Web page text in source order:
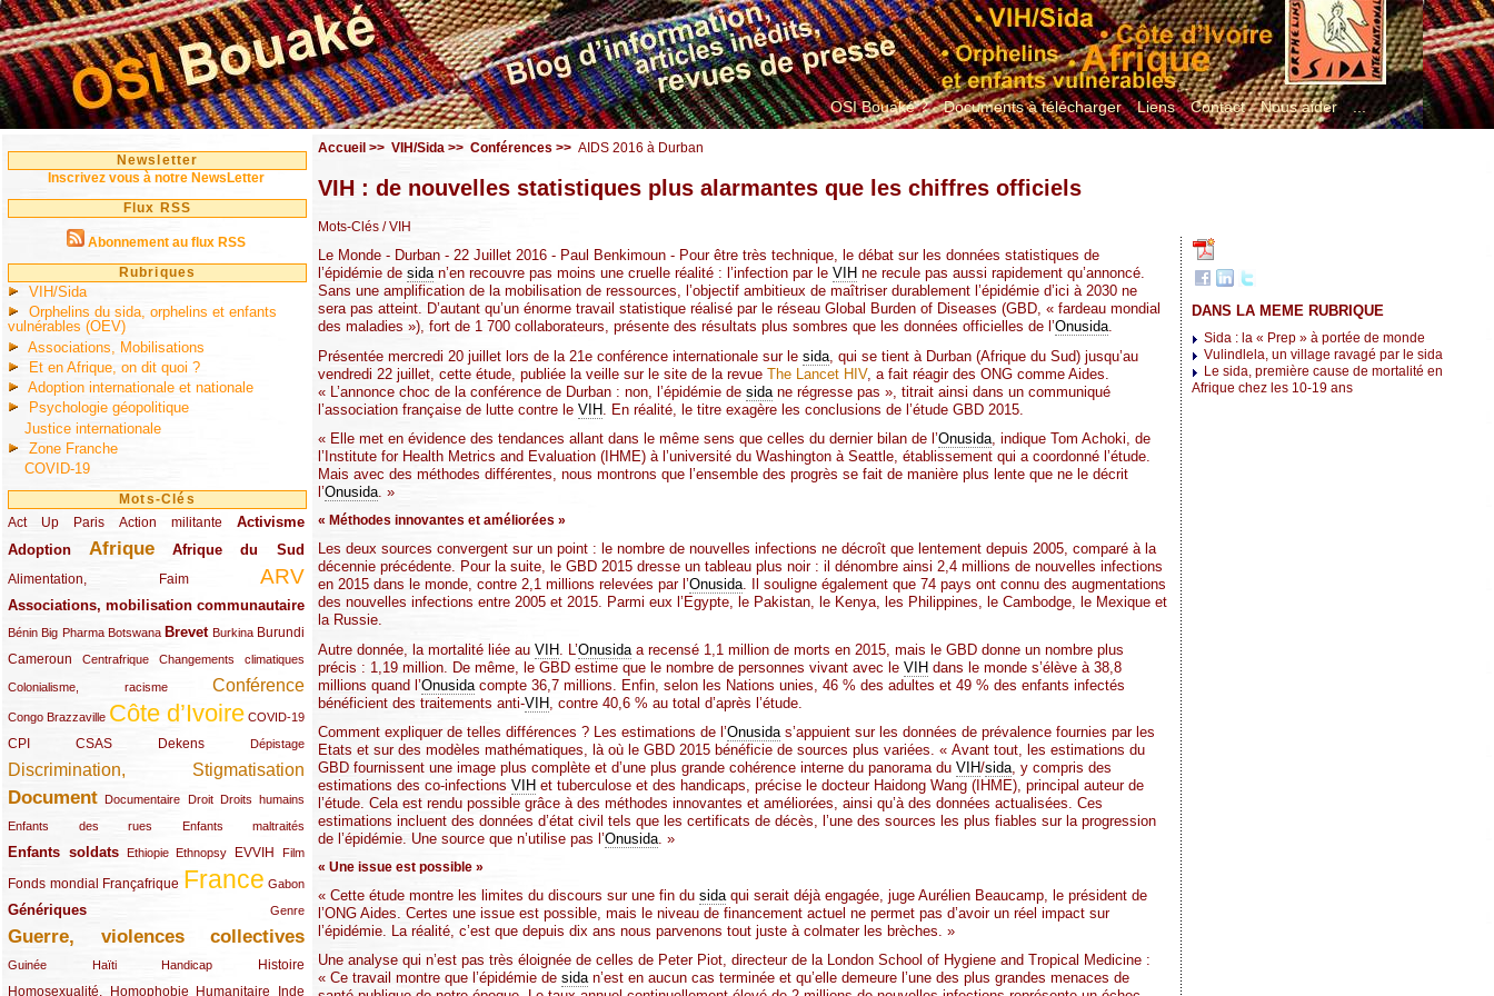
OSI Bouaké ? Documents à télécharger Liens Contact Nous aider ...
Newsletter
Inscrivez vous à notre NewsLetter
Flux RSS
Abonnement au flux RSS
Rubriques
VIH/Sida
Orphelins du sida, orphelins et enfants
vulnérables (OEV)
Associations, Mobilisations
Et en Afrique, on dit quoi ?
Adoption internationale et nationale
Psychologie géopolitique
Justice internationale
Zone Franche
COVID-19
Mots-Clés
Act Up Paris
(49/289) Action militante
(32/289) Activisme
(73/289)
Adoption
(82/289) Afrique
(161/289) Afrique du Sud
(73/289)
Alimentation, Faim
(48/289) ARV
(203/289)
Associations, mobilisation communautaire
(65/289)
Bénin
(13/289)Big Pharma
(16/289) Botswana
(9/289) Brevet
(83/289) Burkina
(18/289) Burundi
(30/289)
Cameroun
(47/289) Centrafrique
(23/289) Changements climatiques
(10/289)
Colonialisme, racisme
(19/289) Conférence
(118/289)
Congo Brazzaville
(24/289) Côte d’Ivoire
(263/289) COVID-19
(13/289)
CPI
(48/289) CSAS
(32/289) Dekens
(29/289) Dépistage
(19/289)
Discrimination, Stigmatisation
(131/289)
Document
(145/289) Documentaire
(9/289) Droit
(20/289) Droits humains
(22/289)
Enfants des rues
(21/289) Enfants maltraités
(10/289)
Enfants soldats
(68/289) Ethiopie
(12/289) Ethnopsy
(15/289) EVVIH
(55/289) Film
(22/289)
Fonds mondial
(48/289) Françafrique
(39/289) France
(289/289) Gabon
(12/289)
Génériques
(59/289) Genre
(22/289)
Guerre, violences collectives
(149/289)
Guinée
(12/289) Haïti
(15/289) Handicap
(10/289) Histoire
(49/289)
Homosexualité, Homophobie
(44/289) Humanitaire
(47/289) Inde
(34/289)
Accueil >> VIH/Sida >> Conférences >> AIDS 2016 à Durban
VIH : de nouvelles statistiques plus alarmantes que les chiffres officiels
Mots-Clés / VIH
Le Monde - Durban - 22 Juillet 2016 - Paul Benkimoun - Pour être très technique, le débat sur les données statistiques de
l’épidémie de sidan’en recouvre pas moins une cruelle réalité : l’infection par le VIH ne recule pas aussi rapidement qu’annoncé.
Sans une amplification de la mobilisation de ressources, l’objectif ambitieux de maîtriser durablement l’épidémie d’ici à 2030 ne
sera pas atteint. D’autant qu’un énorme travail statistique réalisé par le réseau Global Burden of Diseases (GBD, « fardeau mondial
des maladies »), fort de 1 700 collaborateurs, présente des résultats plus sombres que les données officielles de l’Onusida.
Présentée mercredi 20 juillet lors de la 21e conférence internationale sur le sida , qui se tient à Durban (Afrique du Sud) jusqu’au
vendredi 22 juillet, cette étude, publiée la veille sur le site de la revue The Lancet HIV, a fait réagir des ONG comme Aides.
« L’annonce choc de la conférence de Durban : non, l’épidémie de sida ne régresse pas », titrait ainsi dans un communiqué
l’association française de lutte contre le VIH . En réalité, le titre exagère les conclusions de l’étude GBD 2015.
« Elle met en évidence des tendances allant dans le même sens que celles du dernier bilan de l’Onusida, indique Tom Achoki, de
l’Institute for Health Metrics and Evaluation (IHME) à l’université du Washington à Seattle, établissement qui a coordonné l’étude.
Mais avec des méthodes différentes, nous montrons que l’ensemble des progrès se fait de manière plus lente que ne le décrit
l’Onusida. »
« Méthodes innovantes et améliorées »
Les deux sources convergent sur un point : le nombre de nouvelles infections ne décroît que lentement depuis 2005, comparé à la
décennie précédente. Pour la suite, le GBD 2015 dresse un tableau plus noir : il dénombre ainsi 2,4 millions de nouvelles infections
en 2015 dans le monde, contre 2,1 millions relevées par l’Onusida. Il souligne également que 74 pays ont connu des augmentations
des nouvelles infections entre 2005 et 2015. Parmi eux l’Egypte, le Pakistan, le Kenya, les Philippines, le Cambodge, le Mexique et
la Russie.
Autre donnée, la mortalité liée au VIH . L’Onusida a recensé 1,1 million de morts en 2015, mais le GBD donne un nombre plus
précis : 1,19 million. De même, le GBD estime que le nombre de personnes vivant avec le VIH dans le monde s’élève à 38,8
millions quand l’Onusida compte 36,7 millions. Enfin, selon les Nations unies, 46 % des adultes et 49 % des enfants infectés
bénéficient des traitements anti-VIH , contre 40,6 % au total d’après l’étude.
Comment expliquer de telles différences ? Les estimations de l’Onusida s’appuient sur les données de prévalence fournies par les
Etats et sur des modèles mathématiques, là où le GBD 2015 bénéficie de sources plus variées. « Avant tout, les estimations du
GBD fournissent une image plus complète et d’une plus grande cohérence interne du panorama du VIH/sida , y compris des
estimations des co-infections VIH et tuberculose et des handicaps, précise le docteur Haidong Wang (IHME), principal auteur de
l’étude. Cela est rendu possible grâce à des méthodes innovantes et améliorées, ainsi qu’à des données actualisées. Ces
estimations incluent des données d’état civil tels que les certificats de décès, l’une des sources les plus fiables sur la progression
de l’épidémie. Une source que n’utilise pas l’Onusida . »
« Une issue est possible »
« Cette étude montre les limites du discours sur une fin du sida qui serait déjà engagée, juge Aurélien Beaucamp, le président de
l’ONG Aides. Certes une issue est possible, mais le niveau de financement actuel ne permet pas d’avoir un réel impact sur
l’épidémie. La réalité, c’est que depuis dix ans nous parvenons tout juste à colmater les brèches. »
Une analyse qui n’est pas très éloignée de celles de Peter Piot, directeur de la London School of Hygiene and Tropical Medicine :
« Ce travail montre que l’épidémie de sidan’est en aucun cas terminée et qu’elle demeure l’une des plus grandes menaces de
DANS LA MEME RUBRIQUE
Sida : la « Prep » à portée de monde
Vulindlela, un village ravagé par le sida
Le sida, première cause de mortalité en
Afrique chez les 10-19 ans